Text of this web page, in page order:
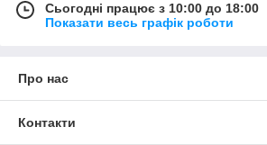
Сьогодні працює з 10:00 до 18:00
Показати весь графік роботи
Про нас
Контакти